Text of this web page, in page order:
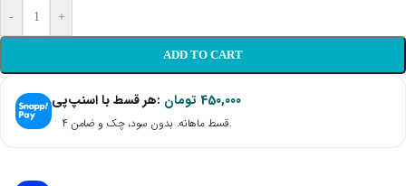
- +
ADD TO CART
هر قسط با اسنپ‌پی: 450,000 تومان
۴ قسط ماهانه. بدون سود، چک و ضامن.